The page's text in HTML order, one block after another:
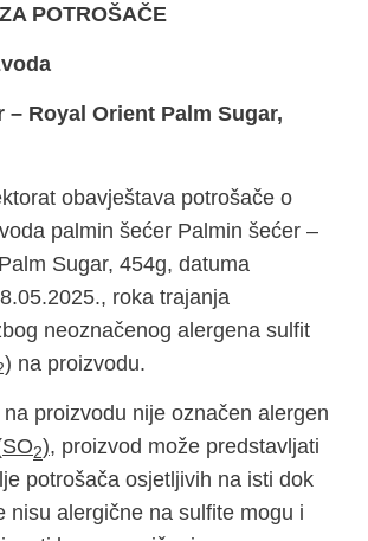
POTROŠAČE
– Royal Orient Palm Sugar,
obavještava potrošače o
palmin šećer Palmin šećer –
Sugar, 454g, datuma
roka trajanja
neoznačenog alergena sulfit
) na proizvodu.
proizvodu nije označen alergen
SO2), proizvod može predstavljati
potrošača osjetljivih na isti dok
nisu alergične na sulfite mogu i